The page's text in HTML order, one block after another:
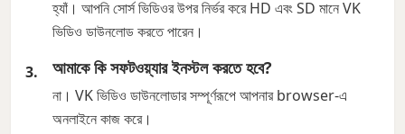
হ্যাঁ। আপনি সোর্স ভিডিওর উপর নির্ভর করে HD এবং SD মানে VK
ভিডিও ডাউনলোড করতে পারেন।
আমাকে কি সফটওয়্যার ইনস্টল করতে হবে?
না। VK ভিডিও ডাউনলোডার সম্পূর্ণরূপে আপনার browser-এ
অনলাইনে কাজ করে।